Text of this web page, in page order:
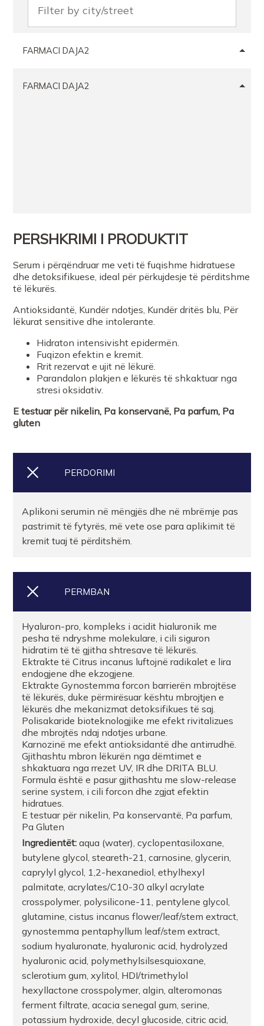
FARMACI DAJA2
FARMACI DAJA2
PERSHKRIMI I PRODUKTIT
Serum i përqëndruar me veti të fuqishme hidratuese
dhe detoksifikuese, ideal për përkujdesje të përditshme
të lëkurës.
Antioksidantë, Kundër ndotjes, Kundër dritës blu, Për
lëkurat sensitive dhe intolerante.
Hidraton intensivisht epidermën.
Fuqizon efektin e kremit.
Rrit rezervat e ujit në lëkurë.
Parandalon plakjen e lëkurës të shkaktuar nga
stresi oksidativ.
E testuar për nikelin, Pa konservanë, Pa parfum, Pa
gluten
PERDORIMI
Aplikoni serumin në mëngjës dhe në mbrëmje pas
pastrimit të fytyrës, më vete ose para aplikimit të
kremit tuaj të përditshëm.
PERMBAN
Hyaluron-pro, kompleks i acidit hialuronik me
pesha të ndryshme molekulare, i cili siguron
hidratim të të gjitha shtresave të lëkurës.
Ektrakte të Citrus incanus luftojnë radikalet e lira
endogjene dhe ekzogjene.
Ektrakte Gynostemma forcon barrierën mbrojtëse
të lëkurës, duke përmirësuar kështu mbrojtjen e
lëkurës dhe mekanizmat detoksifikues të saj.
Polisakaride bioteknologjike me efekt rivitalizues
dhe mbrojtës ndaj ndotjes urbane.
Karnozinë me efekt antioksidantë dhe antirrudhë.
Gjithashtu mbron lëkurën nga dëmtimet e
shkaktuara nga rrezet UV, IR dhe DRITA BLU.
Formula është e pasur gjithashtu me slow-release
serine system, i cili forcon dhe zgjat efektin
hidratues.
E testuar për nikelin, Pa konservantë, Pa parfum,
Pa Gluten
Ingredientët:aqua (water), cyclopentasiloxane,
butylene glycol, steareth-21, carnosine, glycerin,
caprylyl glycol, 1,2-hexanediol, ethylhexyl
palmitate, acrylates/C10-30 alkyl acrylate
crosspolymer, polysilicone-11, pentylene glycol,
glutamine, cistus incanus flower/leaf/stem extract,
gynostemma pentaphyllum leaf/stem extract,
sodium hyaluronate, hyaluronic acid, hydrolyzed
hyaluronic acid, polymethylsilsesquioxane,
sclerotium gum, xylitol, HDI/trimethylol
hexyllactone crosspolymer, algin, alteromonas
ferment filtrate, acacia senegal gum, serine,
potassium hydroxide, decyl glucoside, citric acid,